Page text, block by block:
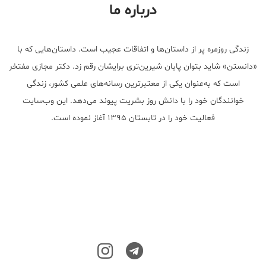
درباره ما
زندگی روزمره پر از داستان‌ها و اتفاقات عجیب است. داستان‌هایی که با
«دانستن» شاید بتوان پایان شیرین‌تری برایشان رقم زد. دکتر مجازی مفتخر
است که به‌عنوان یکی از معتبر‌ترین رسانه‌های علمی کشور، زندگی
خوانندگان خود را با دانش روز بشریت پیوند می‌دهد. این وب‌سایت
فعالیت خود را در تابستان ۱۳۹۵ آغاز نموده است.